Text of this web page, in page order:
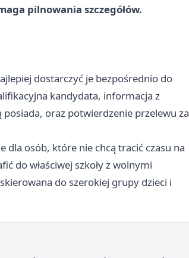
pilnowania szczegółów.
dostarczyć je bezpośrednio do
kandydata, informacja z
oraz potwierdzenie przelewu za
dla osób, które nie chcą tracić czasu na
do właściwej szkoły z wolnymi
do szerokiej grupy dzieci i